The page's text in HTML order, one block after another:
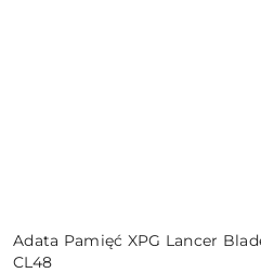
Adata Pamięć XPG Lancer
CL48